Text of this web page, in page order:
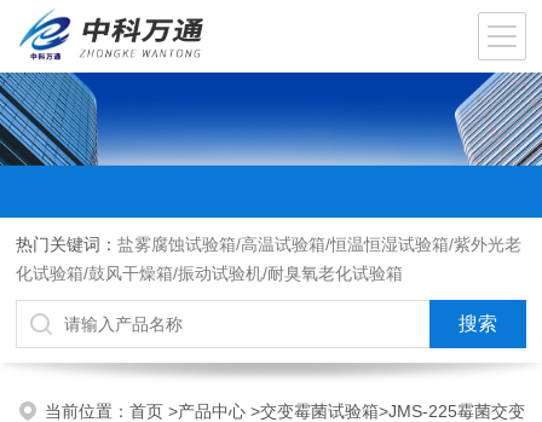
热门关键词：盐雾腐蚀试验箱/高温试验箱/恒温恒湿试验箱/紫外光老
化试验箱/鼓风干燥箱/振动试验机/耐臭氧老化试验箱
当前位置：首页>产品中心>交变霉菌试验箱>JMS-225霉菌交变